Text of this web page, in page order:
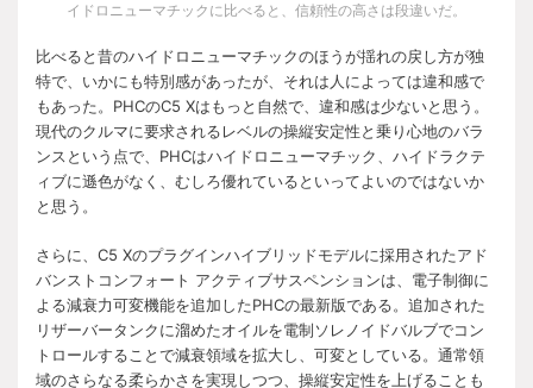
イドロニューマチックに比べると、信頼性の高さは段違いだ。
比べると昔のハイドロニューマチックのほうが揺れの戻し方が独
特で、いかにも特別感があったが、それは人によっては違和感で
もあった。 PHCのC5 Xはもっと自然で、違和感は少ないと思う。
現代のクルマに要求されるレベルの操縦安定性と乗り心地のバラ
ンスという点で、 PHCはハイドロニューマチック、ハイドラクテ
ィブに遜色がなく、むしろ優れているといってよいのではないか
と思う。
さらに、 C5 Xのプラグインハイブリッドモデルに採用されたアド
バンストコンフォート アクティブサスペンションは、電子制御に
よる減衰力可変機能を追加したPHCの最新版である。追加された
リザーバータンクに溜めたオイルを電制ソレノイドバルブでコン
トロールすることで減衰領域を拡大し、可変としている。通常領
域のさらなる柔らかさを実現しつつ、操縦安定性を上げることも